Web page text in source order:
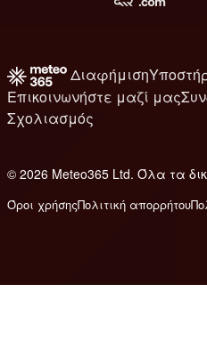
Διαφήμιση
Επικοινωνήστε μαζί μας
Σχολιασμός
© 2026 Meteo365 Ltd. Όλα τα
Όροι χρήσηςΠολιτική απορρήτου